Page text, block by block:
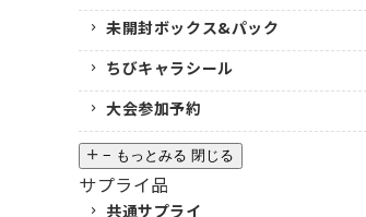
未開封ボックス&パック
ちびキャラシール
大会参加予約
− もっとみる 閉じる
サプライ品
共通サプライ